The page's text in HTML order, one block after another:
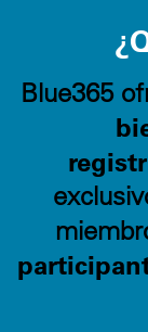
Blue365